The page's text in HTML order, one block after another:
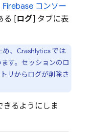
Firebase コンソー
る [ログ] タブに表
、 Crashlyticsでは
す。セッションのロ
リからログが削除さ
きるようにしま